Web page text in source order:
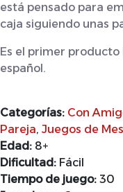
está pensado para
caja siguiendo unas
Es el primer producto
español.
Categorías: Con
Pareja, Juegos de
Edad: 8+
Dificultad: Fácil
Tiempo de juego: 30